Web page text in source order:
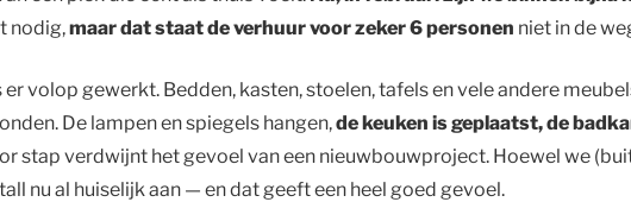
nodig,maar dat staat de verhuur voor zeker 6 personen niet in de
er volop gewerkt. Bedden, kasten, stoelen, tafels en vele andere
De lampen en spiegels hangen,de keuken is geplaatst, de
stap verdwijnt het gevoel van een nieuwbouwproject. Hoewel we
nu al huiselijk aan — en dat geeft een heel goed gevoel.